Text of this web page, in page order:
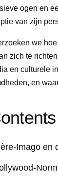
ogen en
van zijn
we
zich te
en culturele
en
Imago en